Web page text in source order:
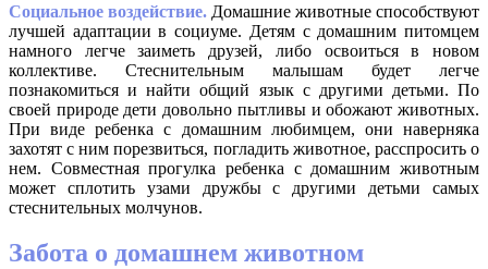
Социальное воздействие. Домашние животные способствуют
лучшей адаптации в социуме. Детям с домашним питомцем
намного легче заиметь друзей, либо освоиться в новом
коллективе. Стеснительным малышам будет легче
познакомиться и найти общий язык с другими детьми. По
своей природе дети довольно пытливы и обожают животных.
При виде ребенка с домашним любимцем, они наверняка
захотят с ним порезвиться, погладить животное, расспросить о
нем. Совместная прогулка ребенка с домашним животным
может сплотить узами дружбы с другими детьми самых
стеснительных молчунов.
Забота о домашнем животном